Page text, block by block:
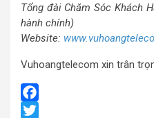
Tổng đài Chăm Sóc Khách
hành chính)
Website:
Vuhoangtelecom xin trân
Facebook